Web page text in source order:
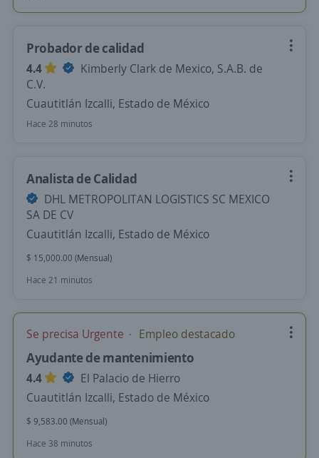
Probador de calidad
4.4
Kimberly Clark de Mexico, S.A.B. de
C.V.
Cuautitlán Izcalli, Estado de México
Hace 28 minutos
Analista de Calidad
DHL METROPOLITAN LOGISTICS SC MEXICO
SA DE CV
Cuautitlán Izcalli, Estado de México
$ 15,000.00 (Mensual)
Hace 21 minutos
Se precisa Urgente Empleo destacado
Ayudante de mantenimiento
4.4
El Palacio de Hierro
Cuautitlán Izcalli, Estado de México
$ 9,583.00 (Mensual)
Hace 38 minutos